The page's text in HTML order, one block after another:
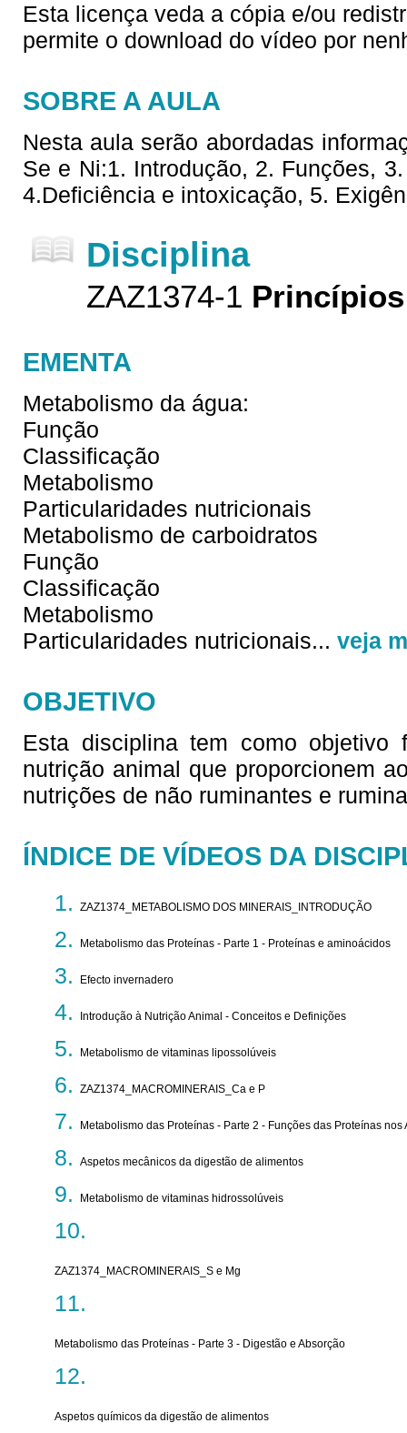
Esta licença veda a cópia e/ou
permite o download do vídeo por
SOBRE A AULA
Nesta aula serão abordadas
Se e Ni:1. Introdução, 2. Funções,
4.Deficiência e intoxicação, 5.
Disciplina
ZAZ1374-1
EMENTA
Metabolismo da água:
Função
Classificação
Metabolismo
Particularidades nutricionais
Metabolismo de carboidratos
Função
Classificação
Metabolismo
Particularidades nutricionais... veja
OBJETIVO
Esta disciplina tem como objetivo
nutrição animal que proporcionem
nutrições de não ruminantes e
ÍNDICE DE VÍDEOS DA
ZAZ1374_METABOLISMO DOS MINERAIS_INTRODUÇÃO
Metabolismo das Proteínas - Parte 1 - Proteínas e aminoácidos
Efecto invernadero
Introdução à Nutrição Animal - Conceitos e Definições
Metabolismo de vitaminas lipossolúveis
ZAZ1374_MACROMINERAIS_Ca e P
Metabolismo das Proteínas - Parte 2 - Funções das Proteínas nos
Aspetos mecânicos da digestão de alimentos
Metabolismo de vitaminas hidrossolúveis
ZAZ1374_MACROMINERAIS_S e Mg
Metabolismo das Proteínas - Parte 3 - Digestão e Absorção
Aspetos químicos da digestão de alimentos